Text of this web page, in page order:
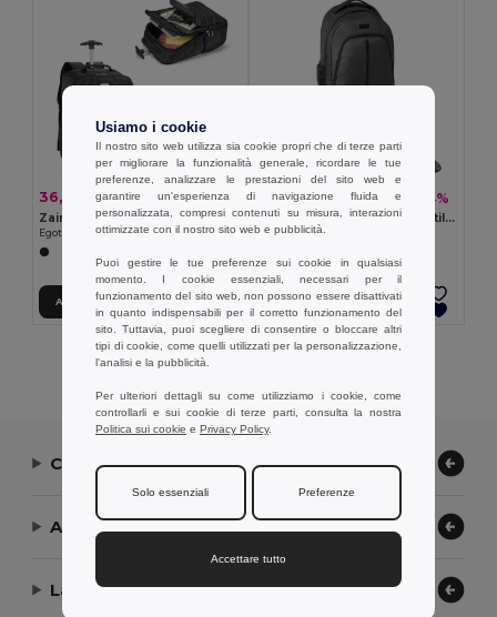
36,52 €82,41 € -56%
Zaino trolley porta PC 17'' in 1680D e 300D
Egotier 92177
Aggiungi al carrello
41,96 €74,69 € -44%
Zaino trolley porta PC Portatile da 15'6''
Egotier 92145
Aggiungi al carrello
Visualizzazione Di Tutti I Prodotti.
Contattaci
Aiuto or Assistenza
La nostra azienda
Usiamo i cookie
Il nostro sito web utilizza sia cookie propri che di terze parti
per migliorare la funzionalità generale, ricordare le tue
preferenze, analizzare le prestazioni del sito web e
garantire un'esperienza di navigazione fluida e
personalizzata, compresi contenuti su misura, interazioni
ottimizzate con il nostro sito web e pubblicità.
Puoi gestire le tue preferenze sui cookie in qualsiasi
momento. I cookie essenziali, necessari per il
funzionamento del sito web, non possono essere disattivati
in quanto indispensabili per il corretto funzionamento del
sito. Tuttavia, puoi scegliere di consentire o bloccare altri
tipi di cookie, come quelli utilizzati per la personalizzazione,
l'analisi e la pubblicità.
Per ulteriori dettagli su come utilizziamo i cookie, come
controllarli e sui cookie di terze parti, consulta la nostra
Politica sui cookie e Privacy Policy.
Solo essenziali Preferenze
Accettare tutto